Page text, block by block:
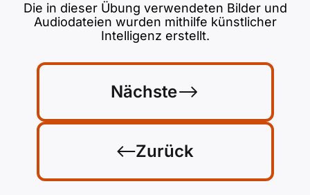
Zurück
Nächste
Die in dieser Übung verwendeten Bilder und
Audiodateien wurden mithilfe künstlicher
Intelligenz erstellt.